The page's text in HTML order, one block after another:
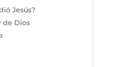
Jesús?
de Dios